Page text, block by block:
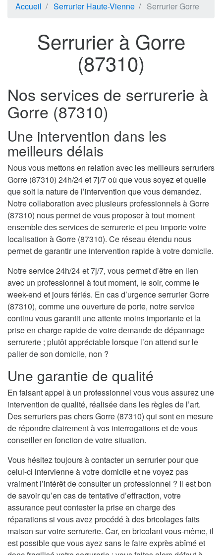
Accueil Serrurier Haute-Vienne Serrurier Gorre
Serrurier à Gorre
(87310)
Nos services de serrurerie à
Gorre (87310)
Une intervention dans les
meilleurs délais
Nous vous mettons en relation avec les meilleurs serruriers
Gorre (87310) 24h/24 et 7j/7 où que vous soyez et quelle
que soit la nature de l’intervention que vous demandez.
Notre collaboration avec plusieurs professionnels à Gorre
(87310) nous permet de vous proposer à tout moment
ensemble des services de serrurerie et peu importe votre
localisation à Gorre (87310). Ce réseau étendu nous
permet de garantir une intervention rapide à votre domicile.
Notre service 24h/24 et 7j/7, vous permet d’être en lien
avec un professionnel à tout moment, le soir, comme le
week-end et jours fériés. En cas d’urgence serrurier Gorre
(87310), comme une ouverture de porte, notre service
continu vous garantit une attente moins importante et la
prise en charge rapide de votre demande de dépannage
serrurerie ; plutôt appréciable lorsque l’on attend sur le
palier de son domicile, non ?
Une garantie de qualité
En faisant appel à un professionnel vous vous assurez une
intervention de qualité, réalisée dans les règles de l’art.
Des serruriers pas chers Gorre (87310) qui sont en mesure
de répondre clairement à vos interrogations et de vous
conseiller en fonction de votre situation.
Vous hésitez toujours à contacter un serrurier pour que
celui-ci intervienne à votre domicile et ne voyez pas
vraiment l’intérêt de consulter un professionnel ? Il est bon
de savoir qu’en cas de tentative d’effraction, votre
assurance peut contester la prise en charge des
réparations si vous avez procédé à des bricolages faits
maison sur votre serrurerie. Car, en bricolant vous-même, il
est possible que vous ayez sans le faire exprès abîmé et